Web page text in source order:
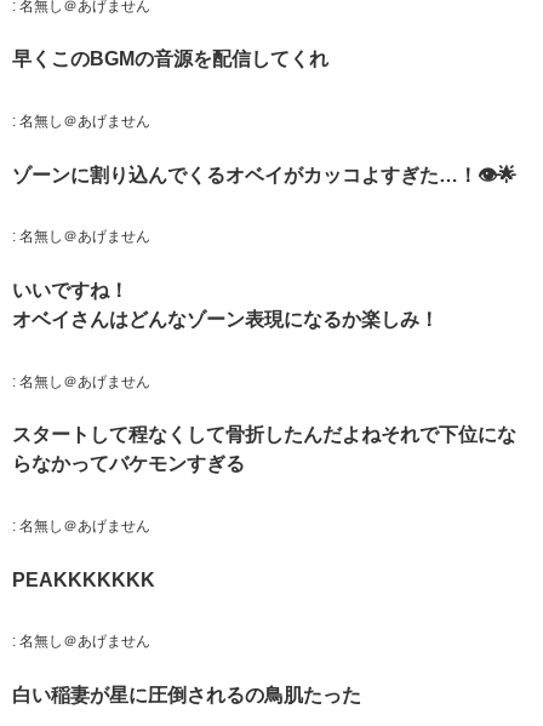
: 名無し＠あげません
早くこのBGMの音源を配信してくれ
: 名無し＠あげません
ゾーンに割り込んでくるオベイがカッコよすぎた…！👁🌟
: 名無し＠あげません
いいですね！
オベイさんはどんなゾーン表現になるか楽しみ！
: 名無し＠あげません
スタートして程なくして骨折したんだよねそれで下位にな
らなかってバケモンすぎる
: 名無し＠あげません
PEAKKKKKKK
: 名無し＠あげません
白い稲妻が星に圧倒されるの鳥肌たった